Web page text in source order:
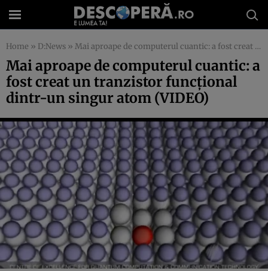
Home » D:News » Mai aproape de computerul cuantic: a fost creat un tranzistor funcţional dintr-un singur atom (VIDEO)
Mai aproape de computerul cuantic: a
fost creat un tranzistor funcţional
dintr-un singur atom (VIDEO)